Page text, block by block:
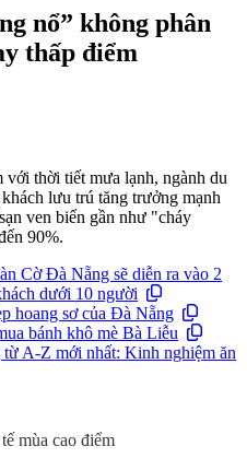
nổ” không phân
thấp điểm
với thời tiết mưa lạnh, ngành du
lưu trú tăng trưởng mạnh
ven biển gần như "cháy
90%.
Cờ Đà Nẵng sẽ diễn ra vào 2
dưới 10 người
hoang sơ của Đà Nẵng
bánh khô mè Bà Liễu
A-Z mới nhất: Kinh nghiệm ăn
mùa cao điểm